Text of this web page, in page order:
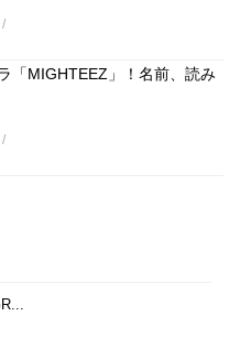
「MIGHTEEZ」！名前、読み